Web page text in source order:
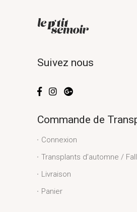
Suivez nous
Commande de
Connexion
Transplants d’automne /
Livraison
Panier